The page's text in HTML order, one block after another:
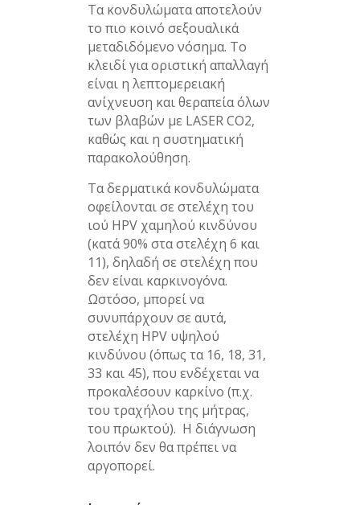
Τα κονδυλώματα αποτελούν
το πιο κοινό σεξουαλικά
μεταδιδόμενο νόσημα. Το
κλειδί για οριστική απαλλαγή
είναι η λεπτομερειακή
ανίχνευση και θεραπεία όλων
των βλαβών με LASER CO2,
καθώς και η συστηματική
παρακολούθηση.
Τα δερματικά κονδυλώματα
οφείλονται σε στελέχη του
ιού HPV χαμηλού κινδύνου
(κατά 90% στα στελέχη 6 και
11), δηλαδή σε στελέχη που
δεν είναι καρκινογόνα.
Ωστόσο, μπορεί να
συνυπάρχουν σε αυτά,
στελέχη HPV υψηλού
κινδύνου (όπως τα 16, 18, 31,
33 και 45), που ενδέχεται να
προκαλέσουν καρκίνο (π.χ.
του τραχήλου της μήτρας,
του πρωκτού). Η διάγνωση
λοιπόν δεν θα πρέπει να
αργοπορεί.